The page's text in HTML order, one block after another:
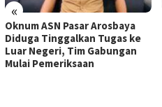
«
Oknum ASN Pasar Arosbaya
Diduga Tinggalkan Tugas ke
Luar Negeri, Tim Gabungan
Mulai Pemeriksaan